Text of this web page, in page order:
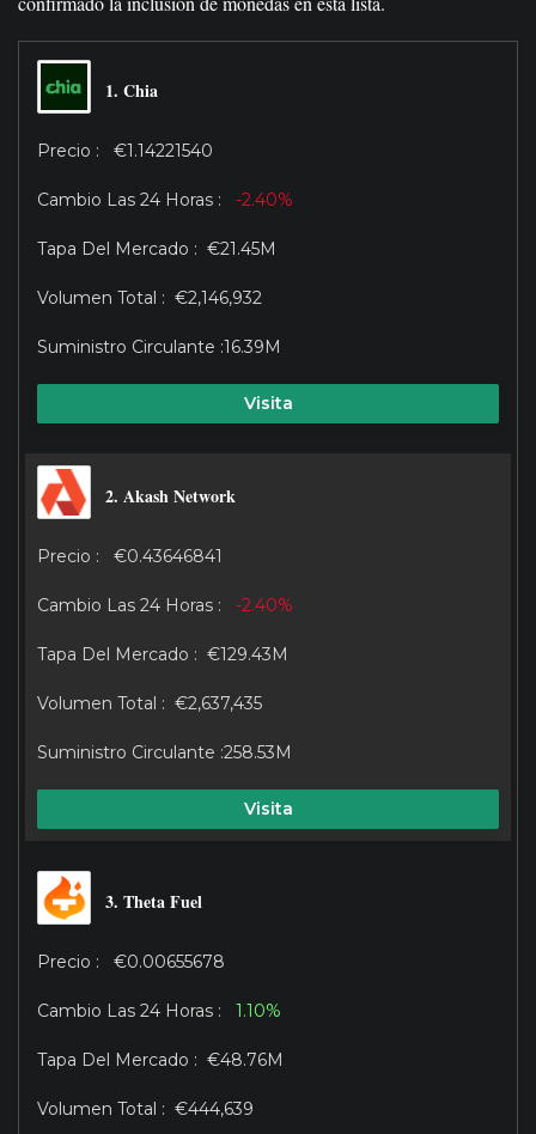
1. Chia
€1.14221540
-2.40%
€21.45M
€2,146,932
16.39M
Visita
2. Akash Network
€0.43646841
-2.40%
€129.43M
€2,637,435
258.53M
Visita
3. Theta Fuel
€0.00655678
1.10%
€48.76M
€444,639